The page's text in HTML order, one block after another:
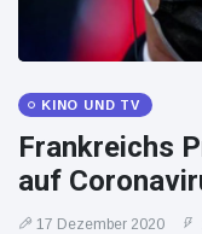
KINO UND TV
Frankreichs
auf
17 Dezember 2020